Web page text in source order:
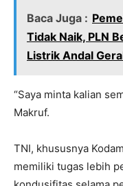
Baca Juga :
Tidak Naik, PLN
Listrik Andal
“Saya minta kalian
Makruf.
TNI, khususnya
memiliki tugas lebih